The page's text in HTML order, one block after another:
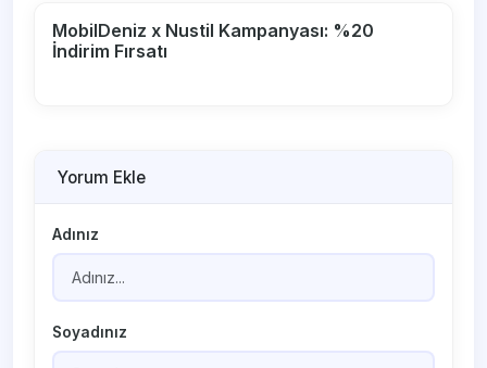
MobilDeniz x Nustil Kampanyası: %20
İndirim Fırsatı
Yorum Ekle
Adınız
Soyadınız